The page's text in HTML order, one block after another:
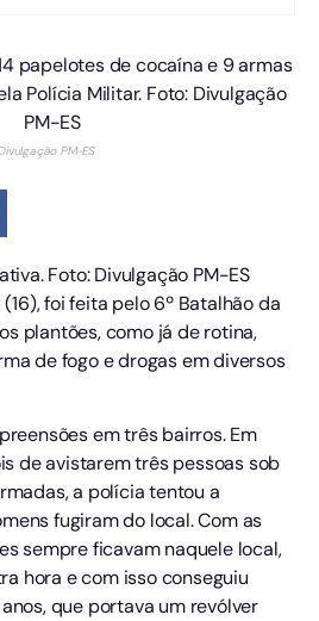
PM-ES
Foto: Divulgação PM-ES
foi feita pelo 6º Batalhão da
plantões, como já de rotina,
de fogo e drogas em diversos
em três bairros. Em
de avistarem três pessoas sob
a polícia tentou a
fugiram do local. Com as
sempre ficavam naquele local,
hora e com isso conseguiu
que portava um revólver